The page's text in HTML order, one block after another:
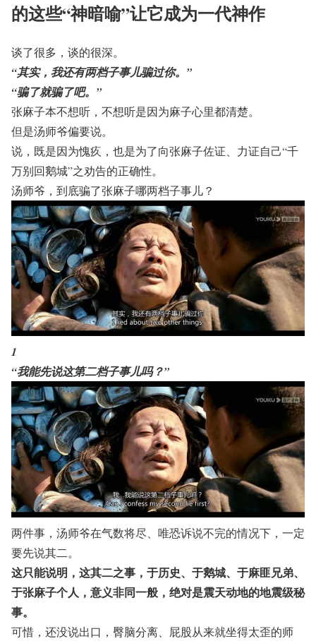
的这些“神暗喻”让它成为一代神作
谈了很多，谈的很深。
“其实，我还有两档子事儿骗过你。”
“骗了就骗了吧。”
张麻子本不想听，不想听是因为麻子心里都清楚。
但是汤师爷偏要说。
说，既是因为愧疚，也是为了向张麻子佐证、力证自己“千
万别回鹅城”之劝告的正确性。
汤师爷，到底骗了张麻子哪两档子事儿？
1
“我能先说这第二档子事儿吗？”
两件事，汤师爷在气数将尽、唯恐诉说不完的情况下，一定
要先说其二。
这只能说明，这其二之事，于历史、于鹅城、于麻匪兄弟、
于张麻子个人，意义非同一般，绝对是震天动地的地震级秘
事。
可惜，还没说出口，臀脑分离、屁股从来就坐得太歪的师